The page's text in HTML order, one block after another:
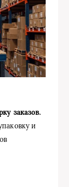
заказов.
и